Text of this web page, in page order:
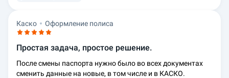
Каско Оформление полиса
Простая задача, простое решение.
После смены паспорта нужно было во всех документах
сменить данные на новые, в том числе и в КАСКО.